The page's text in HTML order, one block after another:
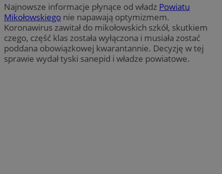
Najnowsze informacje płynące od władz Powiatu
Mikołowskiego nie napawają optymizmem.
Koronawirus zawitał do mikołowskich szkół, skutkiem
czego, część klas została wyłączona i musiała zostać
poddana obowiązkowej kwarantannie. Decyzję w tej
sprawie wydał tyski sanepid i władze powiatowe.